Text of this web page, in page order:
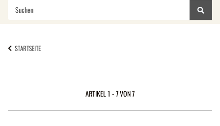
STARTSEITE
ARTIKEL 1 - 7 VON 7